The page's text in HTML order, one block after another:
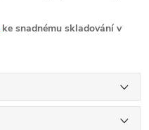
ke snadnému skladování v